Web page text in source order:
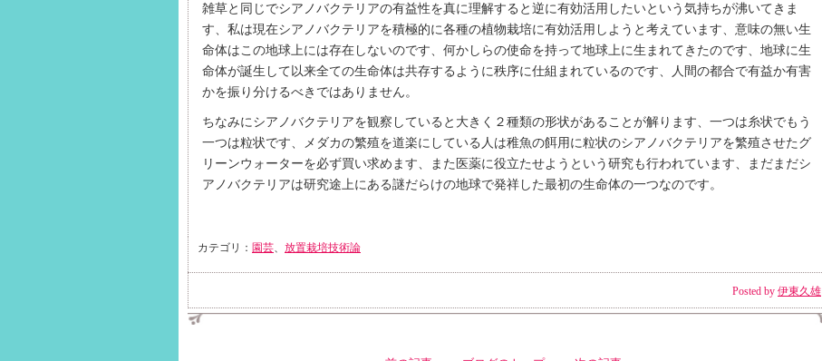
雑草と同じでシアノバクテリアの有益性を真に理解すると逆に有効活用したいという気持ちが沸いてきま
す、私は現在シアノバクテリアを積極的に各種の植物栽培に有効活用しようと考えています、意味の無い生
命体はこの地球上には存在しないのです、何かしらの使命を持って地球上に生まれてきたのです、地球に生
命体が誕生して以来全ての生命体は共存するように秩序に仕組まれているのです、人間の都合で有益か有害
かを振り分けるべきではありません。
ちなみにシアノバクテリアを観察していると大きく２種類の形状があることが解ります、一つは糸状でもう
一つは粒状です、メダカの繁殖を道楽にしている人は稚魚の餌用に粒状のシアノバクテリアを繁殖させたグ
リーンウォーターを必ず買い求めます、また医薬に役立たせようという研究も行われています、まだまだシ
アノバクテリアは研究途上にある謎だらけの地球で発祥した最初の生命体の一つなのです。
カテゴリ： 園芸、 放置栽培技術論
Posted by 伊東久雄